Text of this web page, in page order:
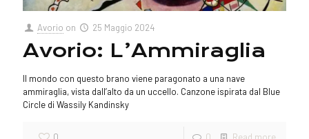
Avorio on 25 Maggio 2024
Avorio: L’Ammiraglia
Il mondo con questo brano viene paragonato a una nave
ammiraglia, vista dall’alto da un uccello. Canzone ispirata dal Blue
Circle di Wassily Kandinsky